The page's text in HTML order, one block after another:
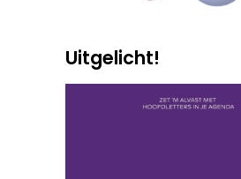
Uitgelicht!